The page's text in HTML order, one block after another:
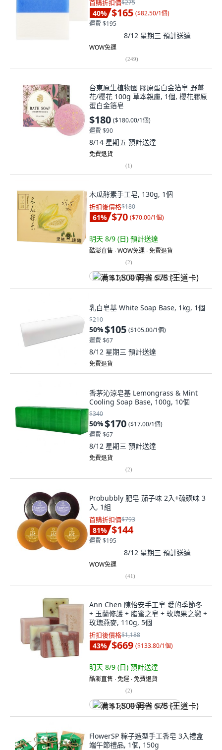
首購折扣價$275
40% $165 ($82.50/1個)
運費 $195
8/12 星期三 預計送達
WOW免運
(249)
台東原生植物園 膠原蛋白金箔皂 野薑
花/櫻花 100g 草本親膚, 1個, 櫻花膠原
蛋白金箔皂
$180 ($180.00/1個)
運費 $90
8/14 星期五 預計送達
免費退貨
(1)
木瓜酵素手工皂, 130g, 1個
折扣後價格$180
61% $70 ($70.00/1個)
明天 8/9 (日) 預計送達
酷澎直售 ∙ WOW免運 ∙ 免費退貨
(2)
满 $1,500 再省 $75 (王道卡)
乳白皂基 White Soap Base, 1kg, 1個
$210
50%$105 ($105.00/1個)
運費 $67
8/12 星期三 預計送達
免費退貨
香茅沁涼皂基 Lemongrass & Mint
Cooling Soap Base, 100g, 10個
$340
50%$170 ($17.00/1個)
運費 $67
8/12 星期三 預計送達
免費退貨
(2)
Probubbly 肥皂 茄子味 2入+硫磺味 3
入, 1組
首購折扣價$793
81% $144
運費 $195
8/12 星期三 預計送達
WOW免運
(41)
Ann Chen 陳怡安手工皂 愛的季節冬
+ 玉蘭修護 + 脂蜜之皂 + 玫瑰果之戀 +
玫瑰燕麥, 110g, 5個
折扣後價格$1,188
43% $669 ($133.80/1個)
明天 8/9 (日) 預計送達
酷澎直售 ∙ 免運 ∙ 免費退貨
(2)
满 $1,500 再省 $75 (王道卡)
FlowerSP 粽子造型手工香皂 3入禮盒
端午節禮品, 1個, 150g